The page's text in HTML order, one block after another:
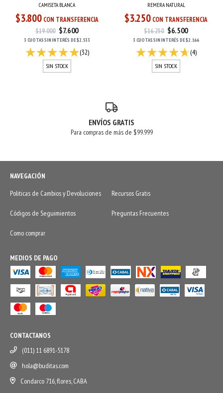
CAMISETA BLANCA
$3.800 CON TRANSFERENCIA
$19.000 $7.600
3 CUOTASSIN INTERÉS DE$2.533
(32)
SIN STOCK
REMERA NATURAL
$3.250 CON TRANSFERENCIA
$16.250 $6.500
3 CUOTASSIN INTERÉS DE$2.166
(4)
SIN STOCK
ENVÍOS GRATIS
Para compras de más de $99.999
NAVEGACIÓN
Politicas de Cambios y Devoluciones
Recursos Gratis
Códigos de Seguimientos Preguntas Frecuentes
Como comprar
MEDIOS DE PAGO
CONTACTANOS
(011) 11 6891-5178
hola@buditas.com
Condarco 716, flores, CABA